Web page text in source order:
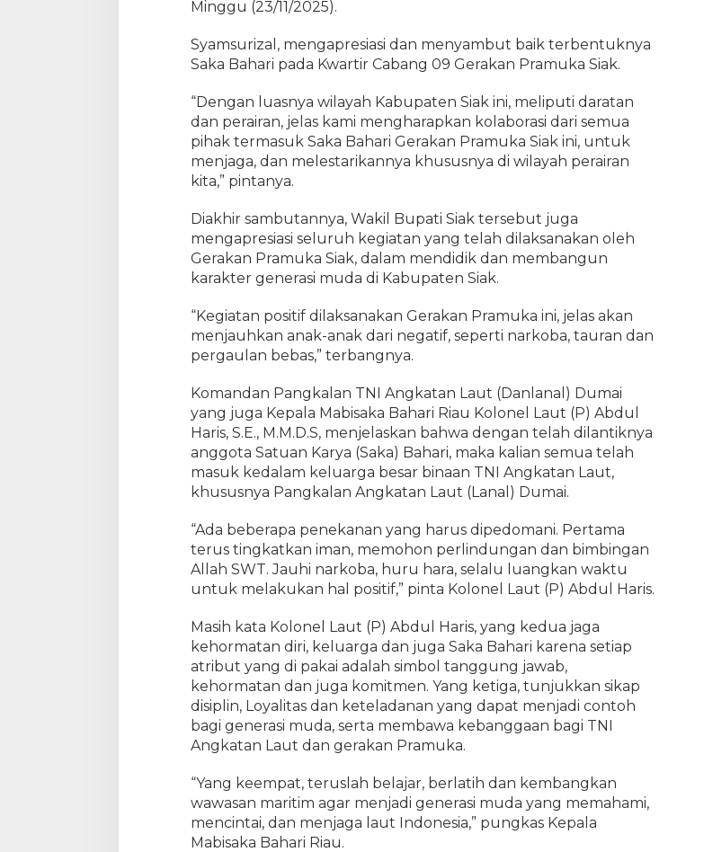
i
a
y
h
P
e
r
a
r
Minggu (23/11/2025).
Syamsurizal, mengapresiasi dan menyambut baik terbentuknya
Saka Bahari pada Kwartir Cabang 09 Gerakan Pramuka Siak.
“Dengan luasnya wilayah Kabupaten Siak ini, meliputi daratan
dan perairan, jelas kami mengharapkan kolaborasi dari semua
pihak termasuk Saka Bahari Gerakan Pramuka Siak ini, untuk
menjaga, dan melestarikannya khususnya di wilayah perairan
kita,” pintanya.
Diakhir sambutannya, Wakil Bupati Siak tersebut juga
mengapresiasi seluruh kegiatan yang telah dilaksanakan oleh
Gerakan Pramuka Siak, dalam mendidik dan membangun
karakter generasi muda di Kabupaten Siak.
“Kegiatan positif dilaksanakan Gerakan Pramuka ini, jelas akan
menjauhkan anak-anak dari negatif, seperti narkoba, tauran dan
pergaulan bebas,” terbangnya.
Komandan Pangkalan TNI Angkatan Laut (Danlanal) Dumai
yang juga Kepala Mabisaka Bahari Riau Kolonel Laut (P) Abdul
Haris, S.E., M.M.D.S, menjelaskan bahwa dengan telah dilantiknya
anggota Satuan Karya (Saka) Bahari, maka kalian semua telah
masuk kedalam keluarga besar binaan TNI Angkatan Laut,
khususnya Pangkalan Angkatan Laut (Lanal) Dumai.
“Ada beberapa penekanan yang harus dipedomani. Pertama
terus tingkatkan iman, memohon perlindungan dan bimbingan
Allah SWT. Jauhi narkoba, huru hara, selalu luangkan waktu
untuk melakukan hal positif,” pinta Kolonel Laut (P) Abdul Haris.
Masih kata Kolonel Laut (P) Abdul Haris, yang kedua jaga
kehormatan diri, keluarga dan juga Saka Bahari karena setiap
atribut yang di pakai adalah simbol tanggung jawab,
kehormatan dan juga komitmen. Yang ketiga, tunjukkan sikap
disiplin, Loyalitas dan keteladanan yang dapat menjadi contoh
bagi generasi muda, serta membawa kebanggaan bagi TNI
Angkatan Laut dan gerakan Pramuka.
“Yang keempat, teruslah belajar, berlatih dan kembangkan
wawasan maritim agar menjadi generasi muda yang memahami,
mencintai, dan menjaga laut Indonesia,” pungkas Kepala
Mabisaka Bahari Riau.